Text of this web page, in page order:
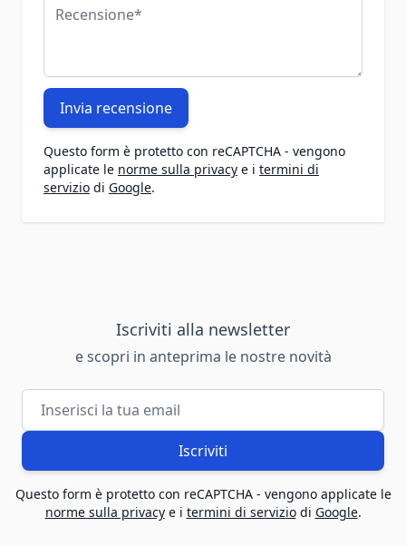
Recensione
Invia recensione
Questo form è protetto con reCAPTCHA - vengono
applicate le norme sulla privacy e i termini di
servizio di Google.
Iscriviti alla newsletter
e scopri in anteprima le nostre novità
Indirizzo email
Iscriviti
Questo form è protetto con reCAPTCHA - vengono applicate le
norme sulla privacye i termini di serviziodi Google.